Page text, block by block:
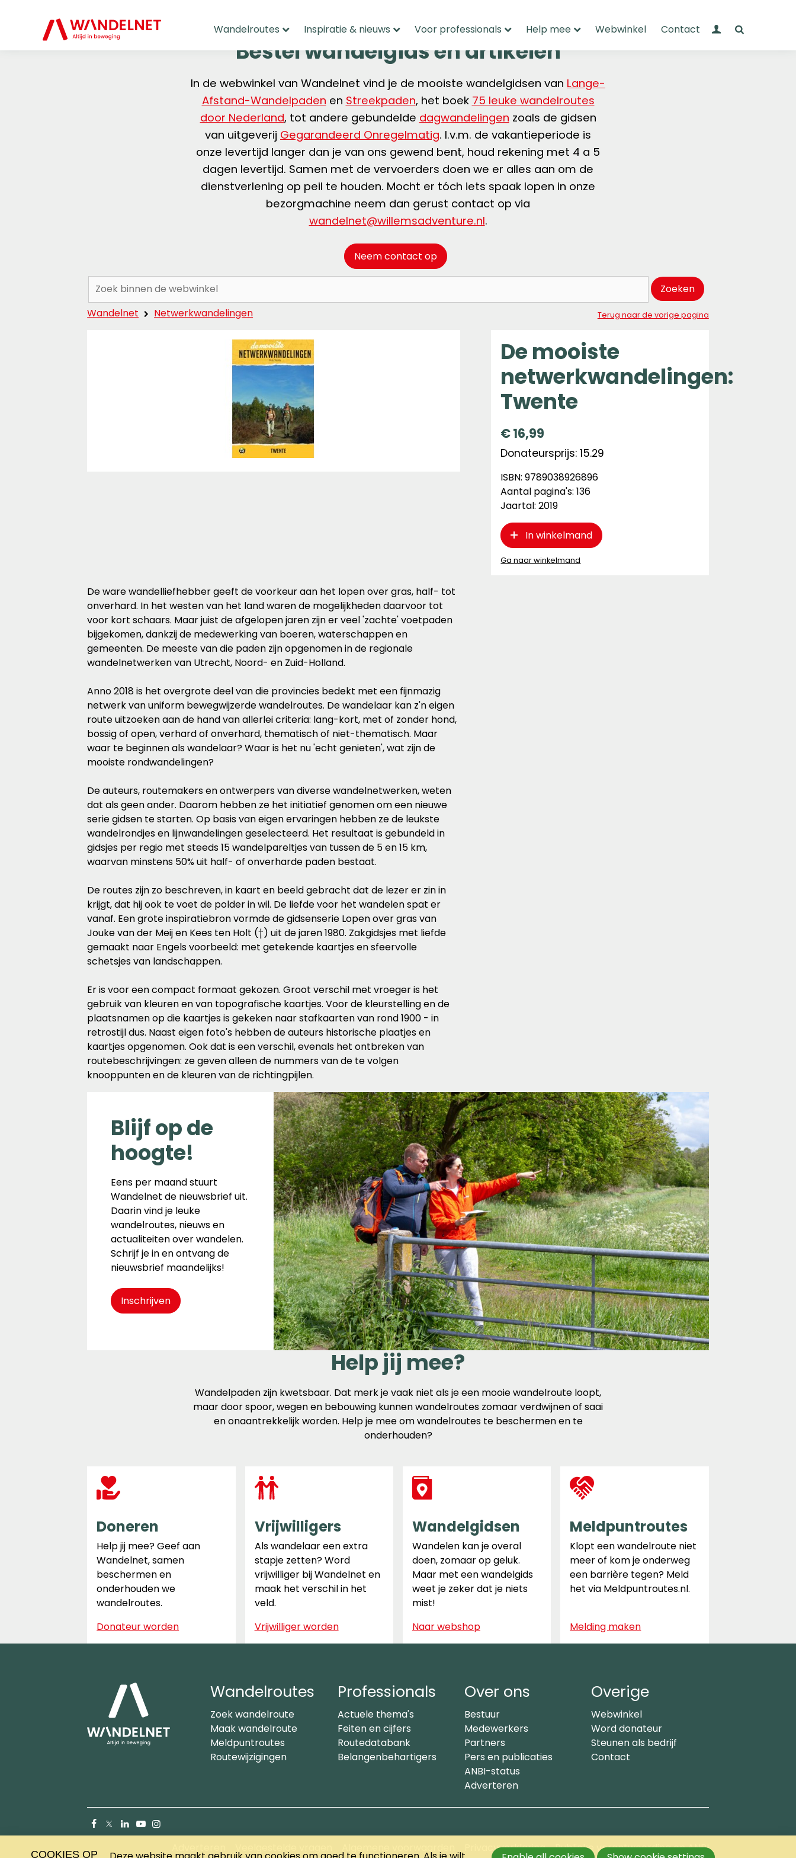
Wandelroutes Inspiratie & nieuws Voor professionals Help mee Webwinkel Contact Mijn Wandelnet
Bestel wandelgids en artikelen
In de webwinkel van Wandelnet vind je de mooiste wandelgidsen van Lange-
Afstand-Wandelpaden en Streekpaden, het boek 75 leuke wandelroutes
door Nederland, tot andere gebundelde dagwandelingen zoals de gidsen
van uitgeverij Gegarandeerd Onregelmatig. I.v.m. de vakantieperiode is
onze levertijd langer dan je van ons gewend bent, houd rekening met 4 a 5
dagen levertijd. Samen met de vervoerders doen we er alles aan om de
dienstverlening op peil te houden. Mocht er tóch iets spaak lopen in onze
bezorgmachine neem dan gerust contact op via
wandelnet@willemsadventure.nl.
Neem contact op
Zoeken:
Zoeken
Wandelnet
Netwerkwandelingen Terug naar de vorige pagina
De mooiste
netwerkwandelingen:
Twente
€16,99
Donateursprijs: 15.29
ISBN: 9789038926896
Aantal pagina's: 136
Jaartal: 2019
In winkelmand
Ga naar winkelmand
De ware wandelliefhebber geeft de voorkeur aan het lopen over gras, half- tot
onverhard. In het westen van het land waren de mogelijkheden daarvoor tot
voor kort schaars. Maar juist de afgelopen jaren zijn er veel 'zachte' voetpaden
bijgekomen, dankzij de medewerking van boeren, waterschappen en
gemeenten. De meeste van die paden zijn opgenomen in de regionale
wandelnetwerken van Utrecht, Noord- en Zuid-Holland.
Anno 2018 is het overgrote deel van die provincies bedekt met een fijnmazig
netwerk van uniform bewegwijzerde wandelroutes. De wandelaar kan z'n eigen
route uitzoeken aan de hand van allerlei criteria: lang-kort, met of zonder hond,
bossig of open, verhard of onverhard, thematisch of niet-thematisch. Maar
waar te beginnen als wandelaar? Waar is het nu 'echt genieten', wat zijn de
mooiste rondwandelingen?
De auteurs, routemakers en ontwerpers van diverse wandelnetwerken, weten
dat als geen ander. Daarom hebben ze het initiatief genomen om een nieuwe
serie gidsen te starten. Op basis van eigen ervaringen hebben ze de leukste
wandelrondjes en lijnwandelingen geselecteerd. Het resultaat is gebundeld in
gidsjes per regio met steeds 15 wandelpareltjes van tussen de 5 en 15 km,
waarvan minstens 50% uit half- of onverharde paden bestaat.
De routes zijn zo beschreven, in kaart en beeld gebracht dat de lezer er zin in
krijgt, dat hij ook te voet de polder in wil. De liefde voor het wandelen spat er
vanaf. Een grote inspiratiebron vormde de gidsenserie Lopen over gras van
Jouke van der Meij en Kees ten Holt (†) uit de jaren 1980. Zakgidsjes met liefde
gemaakt naar Engels voorbeeld: met getekende kaartjes en sfeervolle
schetsjes van landschappen.
Er is voor een compact formaat gekozen. Groot verschil met vroeger is het
gebruik van kleuren en van topografische kaartjes. Voor de kleurstelling en de
plaatsnamen op die kaartjes is gekeken naar stafkaarten van rond 1900 - in
retrostijl dus. Naast eigen foto's hebben de auteurs historische plaatjes en
kaartjes opgenomen. Ook dat is een verschil, evenals het ontbreken van
routebeschrijvingen: ze geven alleen de nummers van de te volgen
knooppunten en de kleuren van de richtingpijlen.
Blijf op de
hoogte!
Eens per maand stuurt
Wandelnet de nieuwsbrief uit.
Daarin vind je leuke
wandelroutes, nieuws en
actualiteiten over wandelen.
Schrijf je in en ontvang de
nieuwsbrief maandelijks!
Inschrijven
Help jij mee?
Wandelpaden zijn kwetsbaar. Dat merk je vaak niet als je een mooie wandelroute loopt,
maar door spoor, wegen en bebouwing kunnen wandelroutes zomaar verdwijnen of saai
en onaantrekkelijk worden. Help je mee om wandelroutes te beschermen en te
onderhouden?
Doneren
Help jij mee? Geef aan
Wandelnet, samen
beschermen en
onderhouden we
wandelroutes.
Donateur worden
Vrijwilligers
Als wandelaar een extra
stapje zetten? Word
vrijwilliger bij Wandelnet en
maak het verschil in het
veld.
Vrijwilliger worden
Wandelgidsen
Wandelen kan je overal
doen, zomaar op geluk.
Maar met een wandelgids
weet je zeker dat je niets
mist!
Naar webshop
Meldpuntroutes
Klopt een wandelroute niet
meer of kom je onderweg
een barrière tegen? Meld
het via Meldpuntroutes.nl.
Melding maken
Wandelroutes
Zoek wandelroute
Maak wandelroute
Meldpuntroutes
Routewijzigingen
Professionals
Actuele thema's
Feiten en cijfers
Routedatabank
Belangenbehartigers
Over ons
Bestuur
Medewerkers
Partners
Pers en publicaties
ANBI-status
Adverteren
Overige
Webwinkel
Word donateur
Steunen als bedrijf
Contact
Facebook
X
(Twitter)
LinkedInYouTube
Privacyverklaring Publieke verantwoording en ANBI
COOKIES OP